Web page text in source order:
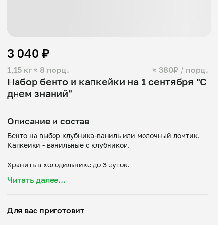
Набор бенто и капкейки на 1 сентября "С
днем знаний"
1,15 кг ≈ 8 порц. ≈ 380₽ / порц.
3 040 ₽
Описание и состав
Бенто на выбор клубника-ваниль или молочный ломтик.
Капкейки - ванильные с клубникой.
Хранить в холодильнике до 3 суток.
Капкейки: мука, яйцо, сахар, масло сливочное,
1. Клубника-ваниль: яйца, сахар, мука, молоко,
Читать далее...
Для вас приготовит